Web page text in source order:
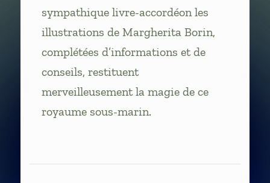
sympathique livre-accordéon les
illustrations de Margherita Borin,
complétées d’informations et de
conseils, restituent
merveilleusement la magie de ce
royaume sous-marin.